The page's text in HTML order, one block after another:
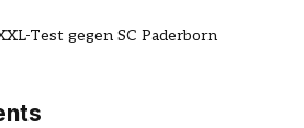
Test gegen SC Paderborn